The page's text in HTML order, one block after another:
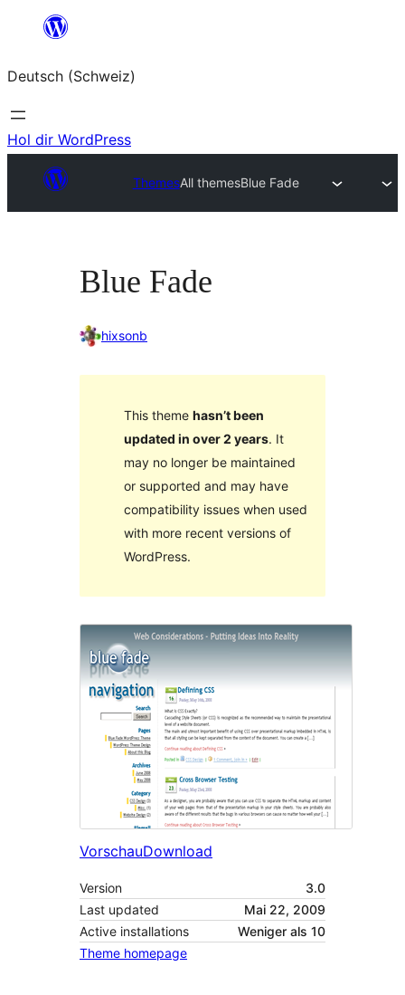
springen
Deutsch (Schweiz)
Hol dir WordPress
ThemesAll themesBlue Fade
Blue Fade
hixsonb
This theme hasn’t been
updated in over 2 years. It
may no longer be maintained
or supported and may have
compatibility issues when used
with more recent versions of
WordPress.
VorschauDownload
Version
3.0
Last updated
Mai 22, 2009
Active installations
Weniger als 10
Theme homepage